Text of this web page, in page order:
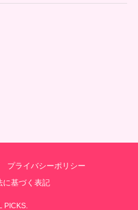
プライバシーポリシー
に基づく表記
PICKS.